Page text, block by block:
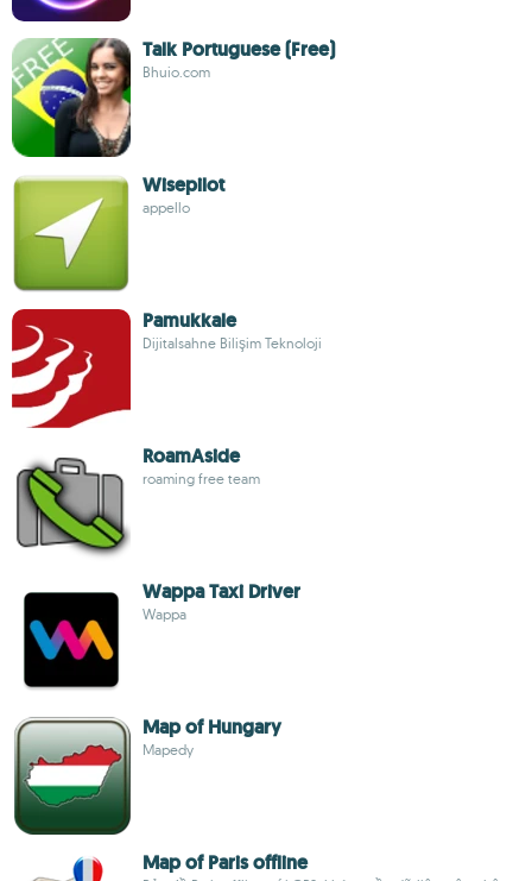
Talk Portuguese (Free)
Bhuio.com
Wisepilot
appello
Pamukkale
Dijitalsahne Bilişim Teknoloji
RoamAside
roaming free team
Wappa Taxi Driver
Wappa
Map of Hungary
Mapedy
Map of Paris offline